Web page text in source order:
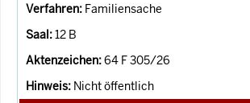
Familiensache
12 B
64 F 305/26
Nicht öffentlich